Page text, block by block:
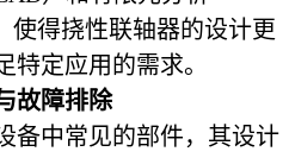
使得挠性联轴器的设计更
特定应用的需求。
故障排除
备中常见的部件，其设计